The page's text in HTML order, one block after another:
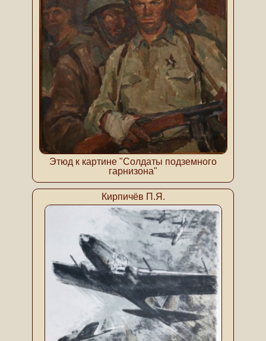
Этюд к картине "Солдаты подземного
гарнизона"
Кирпичёв П.Я.